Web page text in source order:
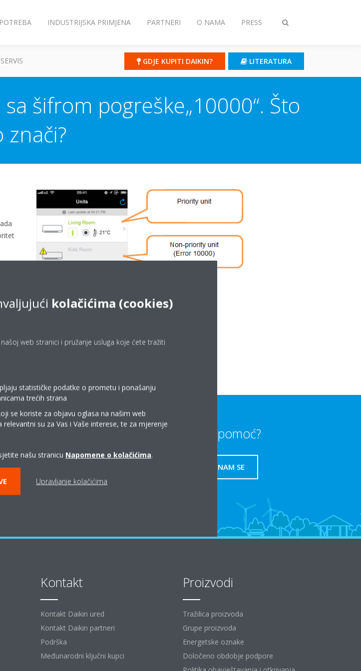
Toggle
INDUSTRIJSKA PRIMJENA PARTNERI O NAMA PRESS
SERVIS GDJE KUPITI DAIKIN? LITERATURA
šifrom pogreške„10000“. Što
znači?
Daikin?
DAIKIN PARTNERI
Trebate li pomoć?
OBRATITE NAM SE
Kontakt
Kontakt Daikin ured
Kontakt Daikin partneri
Podrška
Međunarodni ključni kupci
Proizvodi
Tražilica proizvoda
Grupe proizvoda
Energetske oznake
Določeno obdobje podpore
kolačićima (cookies)
web stranici i pružanje usluga koje ćete tražiti
statističke podatke o prometu i ponašanju
trećih strana
se koriste za objavu oglasa na našim web
su za Vas i Vaše interese, te za mjerenje
našu stranicu Napomene o kolačićima.
Upravljanje kolačićima